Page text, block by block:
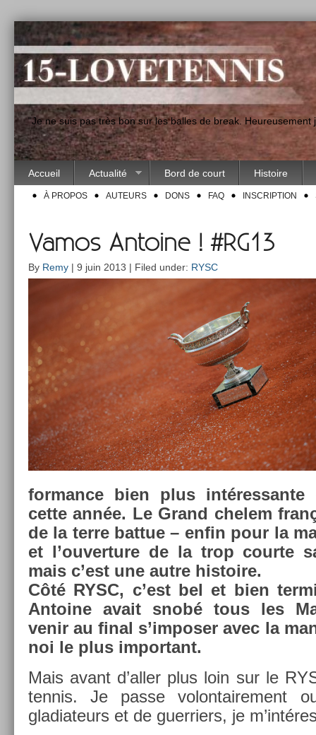
"Je ne suis pas très bon sur les balles de break.
Accueil Actualité Bord de court Histoire
À PROPOS AUTEURS DONS FAQ INSCRIPTION
Vamos Antoine ! #RG13
By Remy | 9 juin 2013 | Filed under: RYSC
for­mance bien plus
cette année. Le Grand chelem
de la terre bat­tue – enfin pour la
et l’ouver­ture de la trop co­ur­te
mais c’est une autre his­toire.
Côté RYSC, c’est bel et bien
An­toine avait snobé tous les
venir au final s’im­pos­er avec la
noi le plus im­por­tant.
Mais avant d’aller plus loin sur le
ten­nis. Je passe volon­taire­ment
gladiateurs et de guer­ri­ers, je